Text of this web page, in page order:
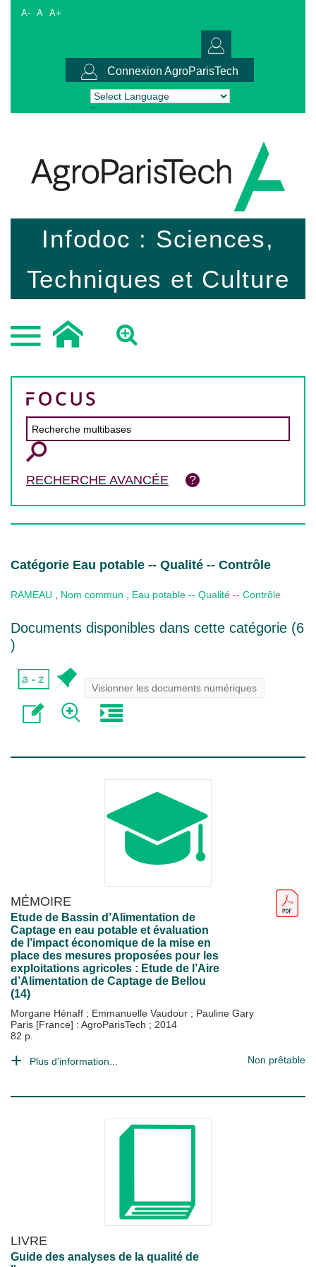
A- A A+
Connexion AgroParisTech
Powered by Translate
Infodoc : Sciences,
Techniques et Culture
RECHERCHE AVANCÉE
Catégorie Eau potable -- Qualité -- Contrôle
RAMEAU Nom commun Eau potable -- Qualité -- Contrôle
Documents disponibles dans cette catégorie (6
)
Visionner les documents numériques
MÉMOIRE
Etude de Bassin d’Alimentation de
Captage en eau potable et évaluation
de l’impact économique de la mise en
place des mesures proposées pour les
exploitations agricoles : Etude de l’Aire
d’Alimentation de Captage de Bellou
(14)
Morgane Hénaff ; Emmanuelle Vaudour ; Pauline Gary
Paris [France] : AgroParisTech ; 2014
82 p.
Plus d'information... Non prêtable
LIVRE
Guide des analyses de la qualité de